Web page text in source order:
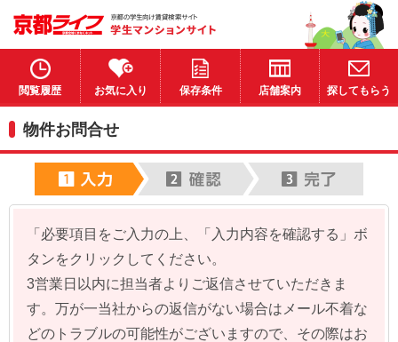
閲覧履歴 お気に入り 保存条件 店舗案内 探してもらう
物件お問合せ
「必要項目をご入力の上、「入力内容を確認する」ボ
タンをクリックしてください。
3営業日以内に担当者よりご返信させていただきま
す。万が一当社からの返信がない場合はメール不着な
どのトラブルの可能性がございますので、その際はお